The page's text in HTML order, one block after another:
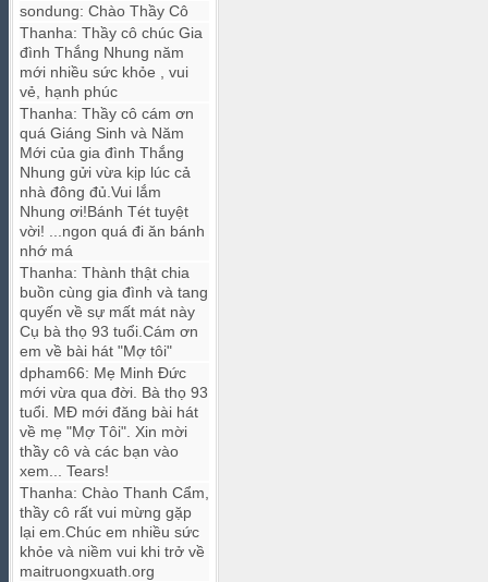
sondung: Chào Thầy Cô
Thanha: Thầy cô chúc Gia
đình Thắng Nhung năm
mới nhiều sức khỏe , vui
vẻ, hạnh phúc
Thanha: Thầy cô cám ơn
quá Giáng Sinh và Năm
Mới của gia đình Thắng
Nhung gửi vừa kịp lúc cả
nhà đông đủ.Vui lắm
Nhung ơi!Bánh Tét tuyệt
vời! ...ngon quá đi ăn bánh
nhớ má
Thanha: Thành thật chia
buồn cùng gia đình và tang
quyến về sự mất mát này
Cụ bà thọ 93 tuổi.Cám ơn
em về bài hát "Mợ tôi"
dpham66: Mẹ Minh Đức
mới vừa qua đời. Bà thọ 93
tuổi. MĐ mới đăng bài hát
về mẹ "Mợ Tôi". Xin mời
thầy cô và các bạn vào
xem... Tears!
Thanha: Chào Thanh Cẩm,
thầy cô rất vui mừng gặp
lại em.Chúc em nhiều sức
khỏe và niềm vui khi trở về
maitruongxuath.org